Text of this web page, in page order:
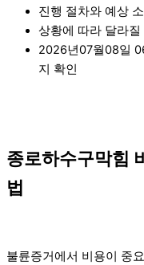
진행 절차와 예상
상황에 따라 달라
2026년07월08일
지 확인
종로하수구막힘
법
불륜증거에서 비용이 중